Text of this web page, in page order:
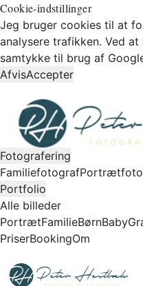
Cookie-indstillinger
Jeg bruger cookies til at
analysere trafikken. Ved
samtykke til brug af
AfvisAccepter
Fotografering
Familiefotograf
Portfolio
Alle billeder
PortrætFamilieBørnBaby
PriserBookingOm